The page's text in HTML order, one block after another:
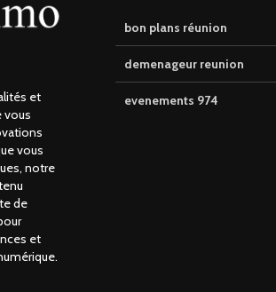
et
vous
vous
notre
de
et
bon plans réunion
demenageur reunion
evenements 974